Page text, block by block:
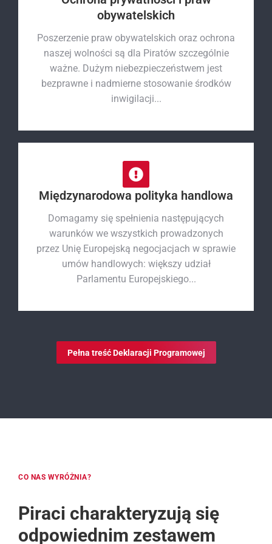
obywatelskich
Poszerzenie praw obywatelskich oraz ochrona
naszej wolności są dla Piratów szczególnie
ważne. Dużym niebezpieczeństwem jest
bezprawne i nadmierne stosowanie środków
inwigilacji...
Międzynarodowa polityka handlowa
Domagamy się spełnienia następujących
warunków we wszystkich prowadzonych
przez Unię Europejską negocjacjach w sprawie
umów handlowych: większy udział
Parlamentu Europejskiego...
Pełna treść Deklaracji Programowej
CO NAS WYRÓŻNIA?
Piraci charakteryzują się
odpowiednim zestawem